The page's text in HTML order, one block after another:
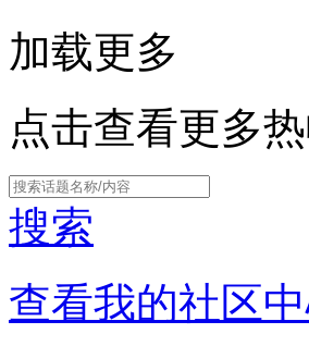
加载更多
点击查看更多
搜索
查看我的社区